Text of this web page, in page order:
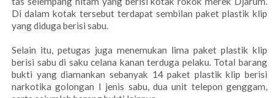
Di dalam kotak tersebut terdapat sembilan paket plastik klip
yang diduga berisi sabu.
Selain itu, petugas juga menemukan lima paket plastik klip
berisi sabu di saku celana kanan terduga pelaku. Total barang
bukti yang diamankan sebanyak 14 paket plastik klip berisi
narkotika golongan I jenis sabu, dua unit telepon genggam,